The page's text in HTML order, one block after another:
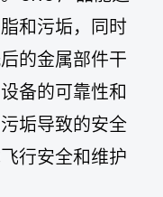
和污垢，同时
的金属部件干
备的可靠性和
垢导致的安全
行安全和维护